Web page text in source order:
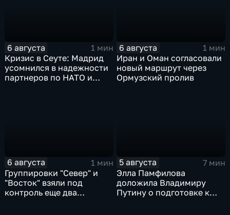
6 августа
1 мин
Кризис в Сеуте: Мадрид
усомнился в надежности
партнеров по НАТО и
6 августа
1 мин
Иран и Оман согласовали
новый маршрут через
Ормузский пролив
6 августа
1 мин
Группировки "Север" и
"Восток" взяли под
контроль еще два
5 августа
7 мин
Элла Памфилова
доложила Владимиру
Путину о подготовке к